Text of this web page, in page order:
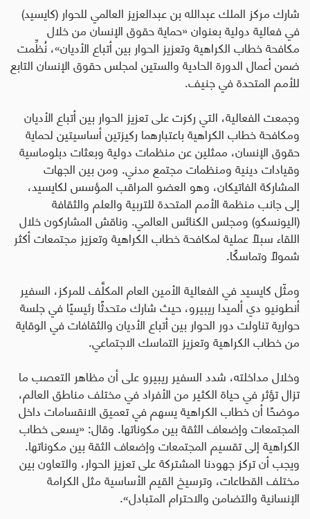
شارك مركز الملك عبدالله بن عبدالعزيز العالمي للحوار (كايسيد)
في فعالية دولية بعنوان «حماية حقوق الإنسان من خلال
مكافحة خطاب الكراهية وتعزيز الحوار بين أتباع الأديان»، نُظِّمت
ضمن أعمال الدورة الحادية والستين لمجلس حقوق الإنسان التابع
للأمم المتحدة في جنيف.
وجمعت الفعالية، التي ركزت على تعزيز الحوار بين أتباع الأديان
ومكافحة خطاب الكراهية باعتبارهما ركيزتين أساسيتين لحماية
حقوق الإنسان، ممثلين عن منظمات دولية وبعثات دبلوماسية
وقيادات دينية ومنظمات مجتمع مدني. ومن بين الجهات
المشاركة الفاتيكان، وهو العضو المراقب المؤسس لكايسيد،
إلى جانب منظمة الأمم المتحدة للتربية والعلم والثقافة
(اليونسكو) ومجلس الكنائس العالمي. وناقش المشاركون خلال
اللقاء سبلًا عملية لمكافحة خطاب الكراهية وتعزيز مجتمعات أكثر
شمولًا وتماسكًا.
ومثّل كايسيد في الفعالية الأمين العام المكلَّف للمركز، السفير
أنطونيو دي ألميدا ريبيرو، حيث شارك متحدثًا رئيسيًا في جلسة
حوارية تناولت دور الحوار بين أتباع الأديان والثقافات في الوقاية
من خطاب الكراهية وتعزيز التماسك الاجتماعي.
وخلال مداخلته، شدد السفير ريبيرو على أن مظاهر التعصب ما
تزال تؤثر في حياة الكثير من الأفراد في مختلف مناطق العالم،
موضحًا أن خطاب الكراهية يسهم في تعميق الانقسامات داخل
المجتمعات وإضعاف الثقة بين مكوناتها. وقال: «يسعى خطاب
الكراهية إلى تقسيم المجتمعات وإضعاف الثقة بين مكوناتها.
ويجب أن تركز جهودنا المشتركة على تعزيز الحوار، والتعاون بين
مختلف القطاعات، وترسيخ القيم الأساسية مثل الكرامة
الإنسانية والتضامن والاحترام المتبادل».